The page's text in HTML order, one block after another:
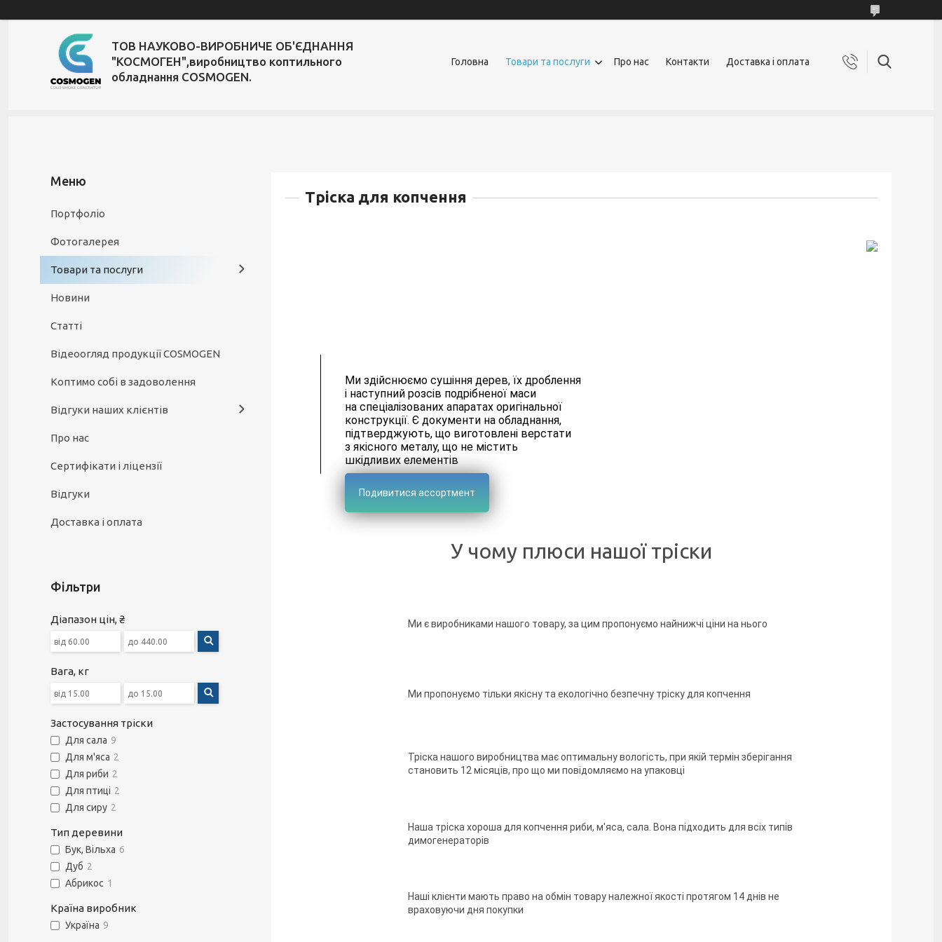
ТОВ НАУКОВО-ВИРОБНИЧЕ ОБ'ЄДНАННЯ
"КОСМОГЕН",виробництво коптильного
обладнання COSMOGEN.
Головна Товари та послуги Про нас Контакти Доставка і оплата
Тріска для копчення
Ми здійснюємо сушіння дерев, їх дроблення
і наступний розсів подрібненої маси
на спеціалізованих апаратах оригінальної
конструкції. Є документи на обладнання,
підтверджують, що виготовлені верстати
з якісного металу, що не містить
шкідливих елементів
Подивитися ассортмент
У чому плюси нашої тріски
Ми є виробниками нашого товару, за цим пропонуємо найнижчі ціни на нього
Ми пропонуємо тільки якісну та екологічно безпечну тріску для копчення
Тріска нашого виробництва має оптимальну вологість, при якій термін зберігання
становить 12 місяців, про що ми повідомляємо на упаковці
Наша тріска хороша для копчення риби, м'яса, сала. Вона підходить для всіх типів
димогенераторів
Наші клієнти мають право на обмін товару належної якості протягом 14 днів не
враховуючи дня покупки
Портфоліо
Фотогалерея
Товари та послуги
Новини
Статті
Відеоогляд продукції COSMOGEN
Коптимо собі в задоволення
Відгуки наших клієнтів
Про нас
Сертифікати і ліцензії
Відгуки
Доставка і оплата
Фільтри
Діапазон цін, ₴
Вага, кг
Застосування тріски
Для сала 9
Для м'яса 2
Для риби 2
Для птиці 2
Для сиру 2
Тип деревини
Бук, Вільха 6
Дуб 2
Абрикос 1
Країна виробник
Україна 9